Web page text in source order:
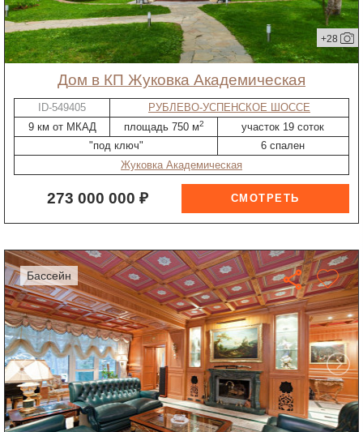
+28
дом в КП Жуковка Академическая
ID-549405
РУБЛЕВО-УСПЕНСКОЕ ШОССЕ
9 км от МКАД
площадь 750 м2
участок 19 соток
"под ключ"
6 спален
Жуковка Академическая
273 000 000 ₽
бассейн